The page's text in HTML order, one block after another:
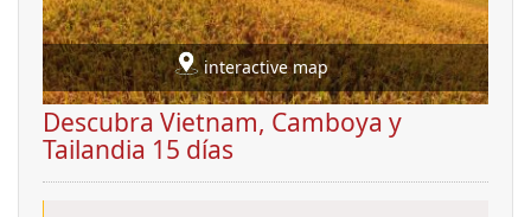
interactive map
Descubra Vietnam, Camboya y
Tailandia 15 días